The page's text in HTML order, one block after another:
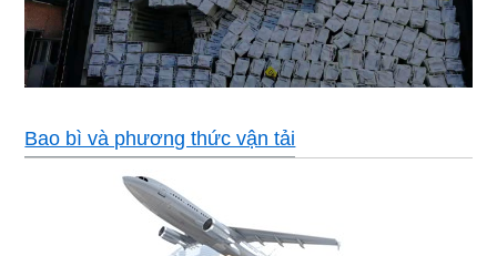
Bao bì và phương thức vận tải